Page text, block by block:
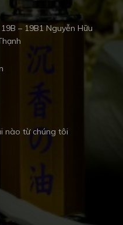
– 19B1 Nguyễn Hữu
nào từ chúng tôi